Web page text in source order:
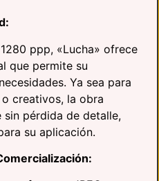
ppp, «Lucha» ofrece
que permite su
Ya sea para
creativos, la obra
sin pérdida de detalle,
su aplicación.